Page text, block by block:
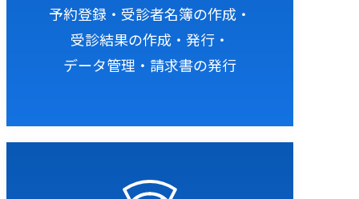
予約登録・受診者名簿の作成・
受診結果の作成・発行・
データ管理・請求書の発行